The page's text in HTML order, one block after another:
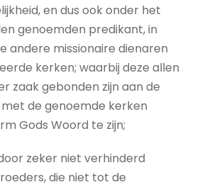
en dus ook onder het
genoemden predikant, in
andere missionaire dienaren
kerken; waarbij deze allen
zaak gebonden zijn aan de
met de genoemde kerken
Gods Woord te zijn;
zeker niet verhinderd
die niet tot de